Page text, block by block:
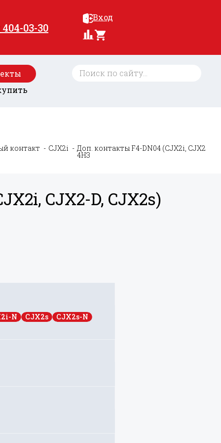
03-30
Вход
контакт CJX2i Доп. контакты F4-DN04 (CJX2i, CJX2-D,
4НЗ
CJX2-D, CJX2s)
N CJX2s
CJX2s-N